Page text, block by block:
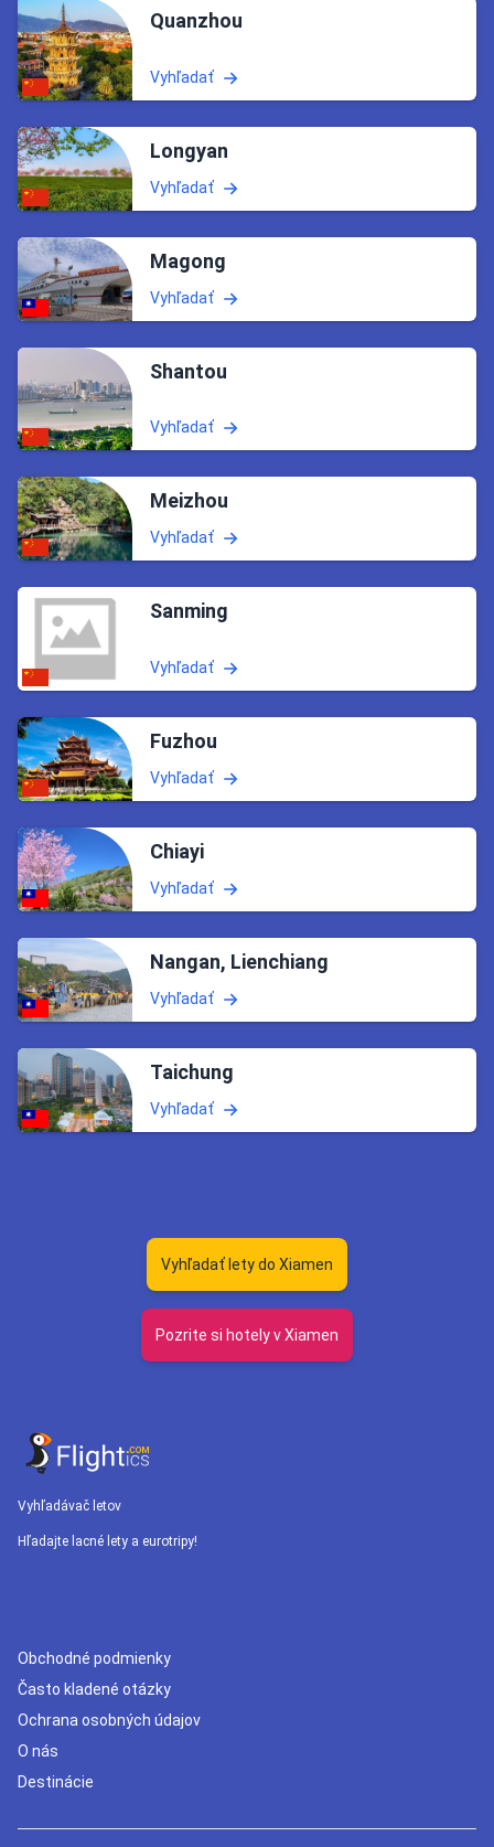
Quanzhou
Vyhľadať
Longyan
Vyhľadať
Magong
Vyhľadať
Shantou
Vyhľadať
Meizhou
Vyhľadať
Sanming
Vyhľadať
Fuzhou
Vyhľadať
Chiayi
Vyhľadať
Nangan, Lienchiang
Vyhľadať
Taichung
Vyhľadať
Vyhľadať lety do Xiamen
Pozrite si hotely v Xiamen
Vyhľadávač letov
Hľadajte lacné lety a eurotripy!
Obchodné podmienky
Často kladené otázky
Ochrana osobných údajov
O nás
Destinácie